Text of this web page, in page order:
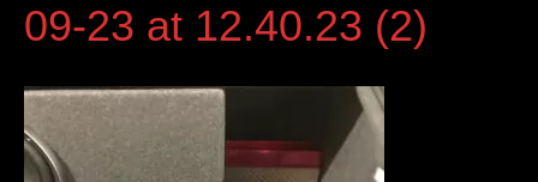
09-23 at 12.40.23 (2)